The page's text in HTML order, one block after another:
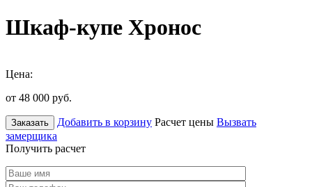
Шкаф-купе Хронос
Цена:
от 48 000 руб.
Заказать Добавить в корзину Расчет цены Вызвать
замерщика
Получить расчет